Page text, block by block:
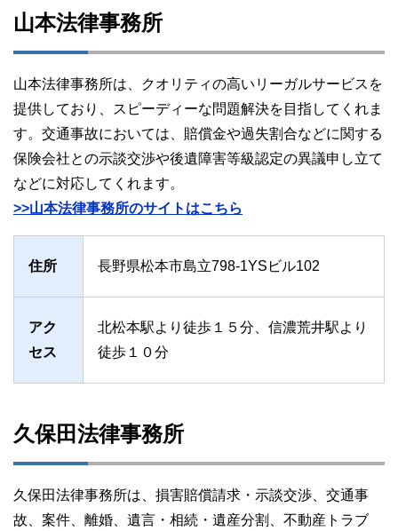
山本法律事務所
山本法律事務所は、クオリティの高いリーガルサービスを
提供しており、スピーディーな問題解決を目指してくれま
す。交通事故においては、賠償金や過失割合などに関する
保険会社との示談交渉や後遺障害等級認定の異議申し立て
などに対応してくれます。
>>山本法律事務所のサイトはこちら
住所 長野県松本市島立798-1YSビル102
アク
セス
北松本駅より徒歩１５分、信濃荒井駅より
徒歩１０分
久保田法律事務所
久保田法律事務所は、損害賠償請求・示談交渉、交通事
故、案件、離婚、遺言・相続・遺産分割、不動産トラブ